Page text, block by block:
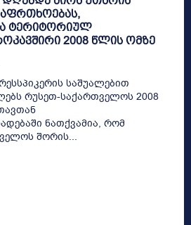
ტერიტორიულ
2008 წლის ომზე
საშუალებით
რუსეთ-საქართველოს 2008
ნათქვამია, რომ
შორის...